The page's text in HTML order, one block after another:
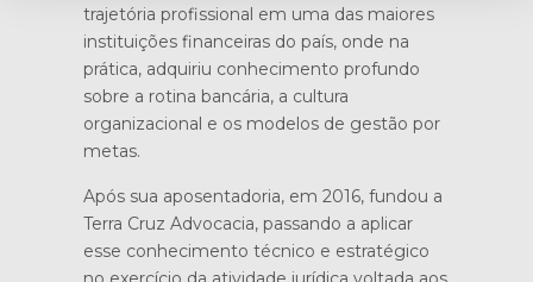
trajetória profissional em uma das maiores
instituições financeiras do país, onde na
prática, adquiriu conhecimento profundo
sobre a rotina bancária, a cultura
organizacional e os modelos de gestão por
metas.
Após sua aposentadoria, em 2016, fundou a
Terra Cruz Advocacia, passando a aplicar
esse conhecimento técnico e estratégico